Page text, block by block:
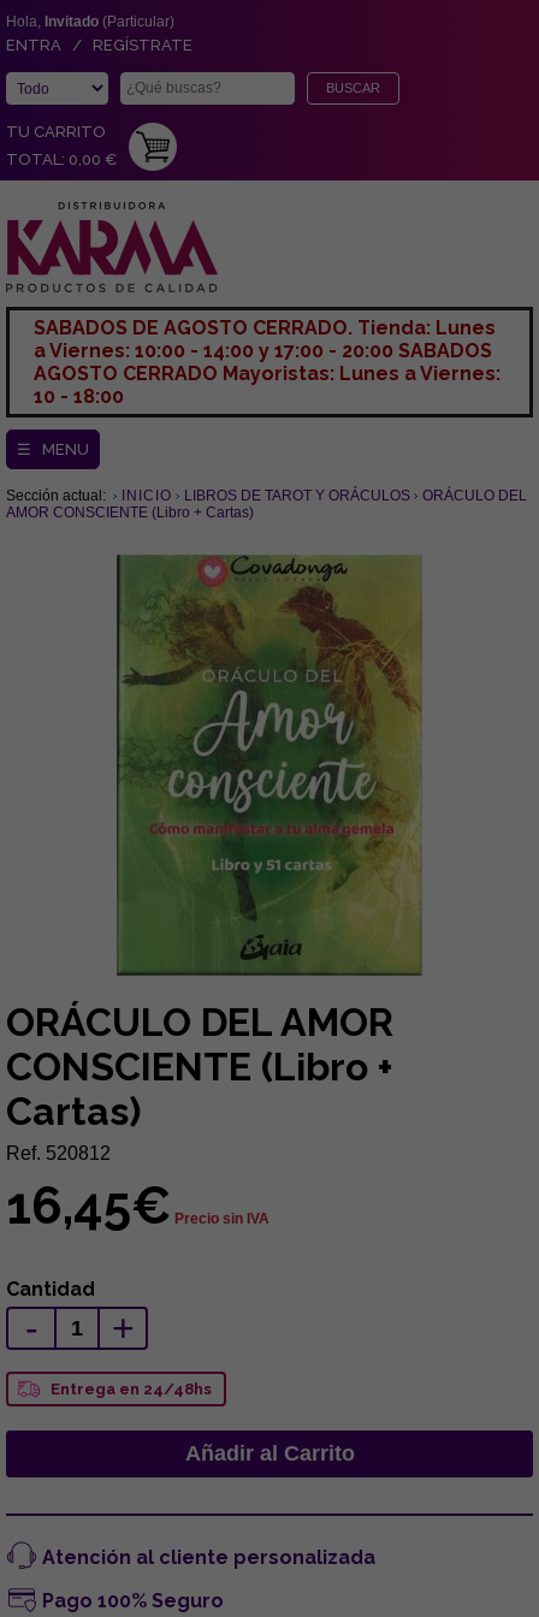
Hola, Invitado (Particular)
ENTRA / REGÍSTRATE
TU CARRITO
TOTAL: 0,00 €
SABADOS DE AGOSTO CERRADO. Tienda: Lunes
a Viernes: 10:00 - 14:00 y 17:00 - 20:00 SABADOS
AGOSTO CERRADO Mayoristas: Lunes a Viernes:
10 - 18:00
☰ MENU
Sección actual: INICIO LIBROS DE TAROT Y ORÁCULOS
ORÁCULO DEL
AMOR CONSCIENTE (Libro + Cartas)
ORÁCULO DEL AMOR
CONSCIENTE (Libro +
Cartas)
Ref. 520812
16,45€ Precio sin IVA
Cantidad
- +
Entrega en 24/48hs
Atención al cliente personalizada
Pago 100% Seguro